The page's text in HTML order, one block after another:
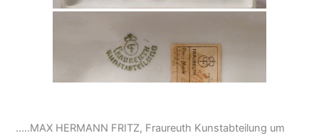
…..MAX HERMANN FRITZ, Fraureuth Kunstabteilung um